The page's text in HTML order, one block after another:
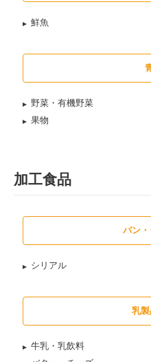
鮮魚
野菜・有機野菜
果物
加工食品
パン
シリアル
乳
牛乳・乳飲料